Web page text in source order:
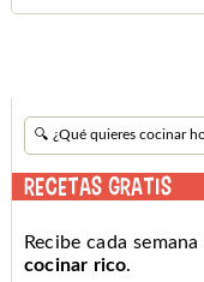
RECETAS GRATIS
Recibe cada semana
cocinar rico.